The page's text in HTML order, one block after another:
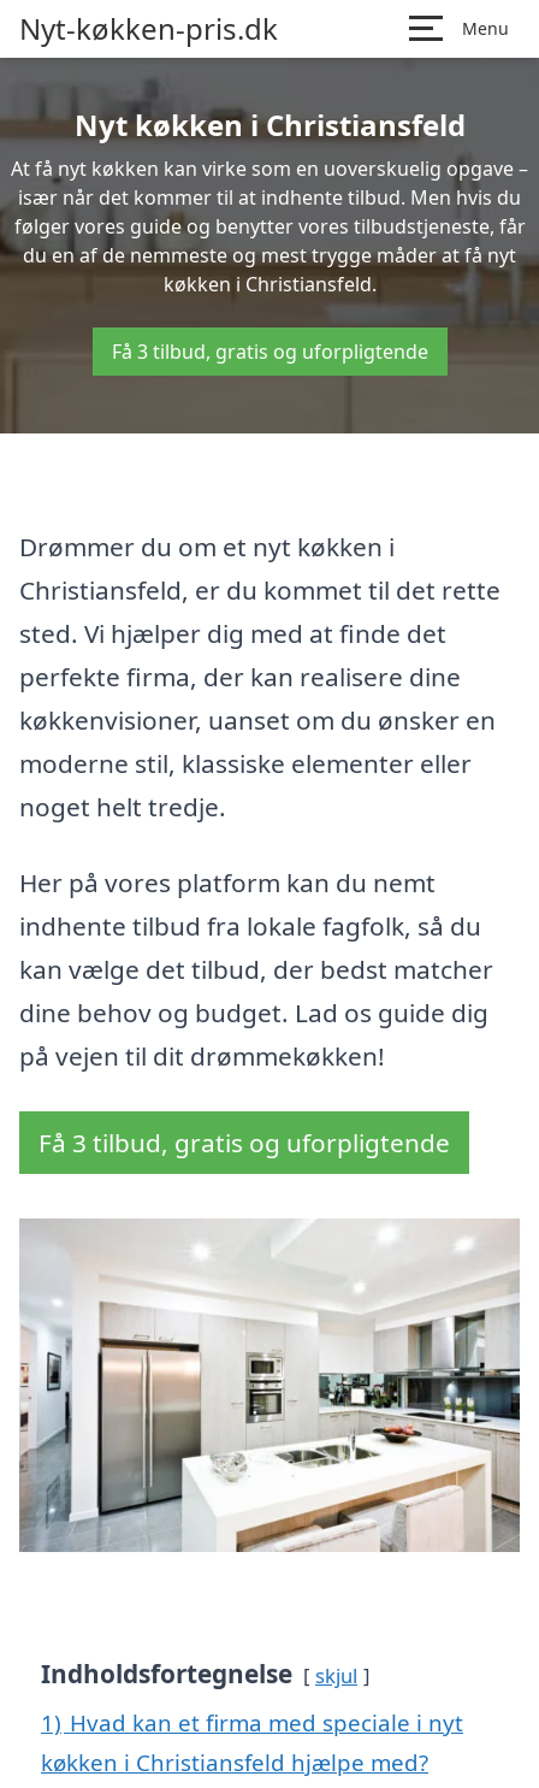
Nyt-køkken-pris.dk Menu
Nyt køkken i Christiansfeld
At få nyt køkken kan virke som en uoverskuelig opgave –
især når det kommer til at indhente tilbud. Men hvis du
følger vores guide og benytter vores tilbudstjeneste, får
du en af de nemmeste og mest trygge måder at få nyt
køkken i Christiansfeld.
Få 3 tilbud, gratis og uforpligtende
Drømmer du om et nyt køkken i
Christiansfeld, er du kommet til det rette
sted. Vi hjælper dig med at finde det
perfekte firma, der kan realisere dine
køkkenvisioner, uanset om du ønsker en
moderne stil, klassiske elementer eller
noget helt tredje.
Her på vores platform kan du nemt
indhente tilbud fra lokale fagfolk, så du
kan vælge det tilbud, der bedst matcher
dine behov og budget. Lad os guide dig
på vejen til dit drømmekøkken!
Få 3 tilbud, gratis og uforpligtende
Indholdsfortegnelse skjul
1) Hvad kan et firma med speciale i nyt
køkken i Christiansfeld hjælpe med?